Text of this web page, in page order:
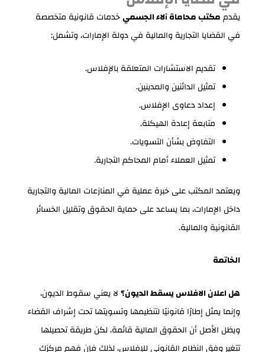
يقدممكتب محاماة آلاء الجسميخدمات قانونية متخصصة
في القضايا التجارية والمالية في دولة الإمارات، وتشمل:
تقديم الاستشارات المتعلقة بالإفلاس.
تمثيل الدائنين والمدينين.
إعداد دعاوى الإفلاس.
متابعة إعادة الهيكلة.
التفاوض بشأن التسويات.
تمثيل العملاء أمام المحاكم التجارية.
ويعتمد المكتب على خبرة عملية في المنازعات المالية والتجارية
داخل الإمارات، بما يساعد على حماية الحقوق وتقليل الخسائر
القانونية والمالية.
الخاتمة
هل اعلان الافلاس يسقط الديون؟لا يعني سقوط الديون،
وإنما يمثل إطارًا قانونيًا لتنظيمها وتسويتها تحت إشراف القضاء
ويظل الأصل أن الحقوق المالية قائمة، لكن طريقة تحصيلها
تتغير وفق النظام القانوني للإفلاس، لذلك فإن فهم مركزك